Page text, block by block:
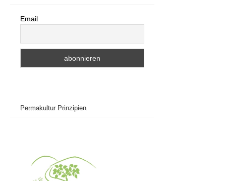
Email
Permakultur Prinzipien